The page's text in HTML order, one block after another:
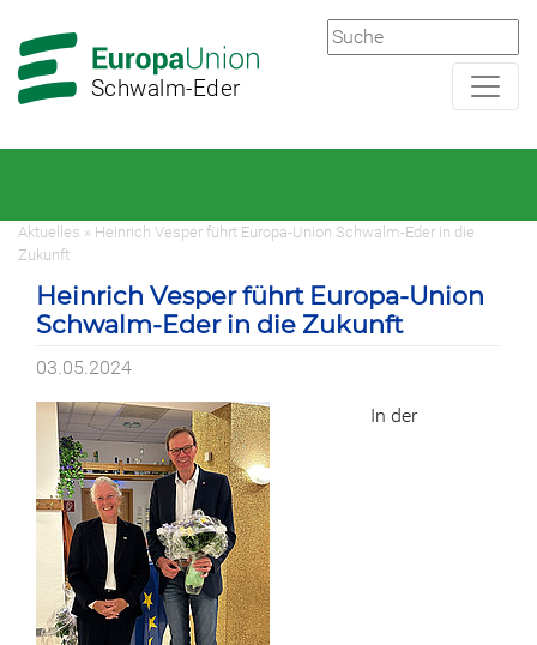
Hauptnavigation
Hauptbereich
Schwalm-Eder
Aktuelles » Heinrich Vesper führt Europa-Union Schwalm-Eder in die
Zukunft
Heinrich Vesper führt Europa-Union
Schwalm-Eder in die Zukunft
03.05.2024
In der